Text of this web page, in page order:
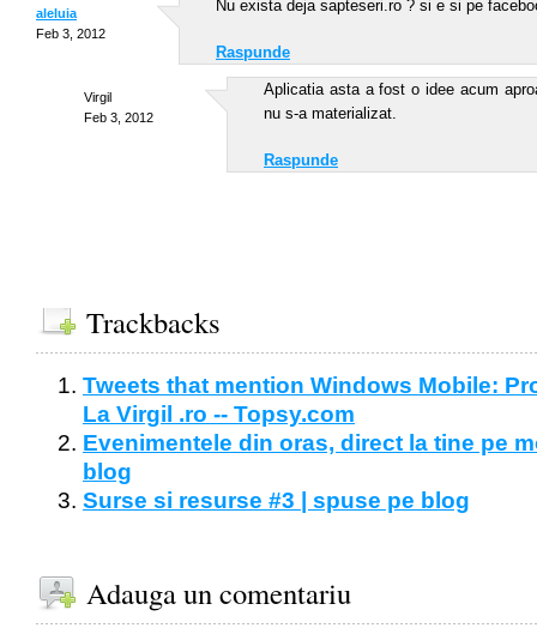
aleluia
Feb 3, 2012
Nu exista deja sapteseri.ro ? si e si pe
Raspunde
Virgil
Feb 3, 2012
Aplicatia asta a fost o idee acum
nu s-a materializat.
Raspunde
Trackbacks
Tweets that mention Windows Mobile:
La Virgil .ro -- Topsy.com
Evenimentele din oras, direct la tine pe
blog
Surse si resurse #3 | spuse pe blog
Adauga un comentariu